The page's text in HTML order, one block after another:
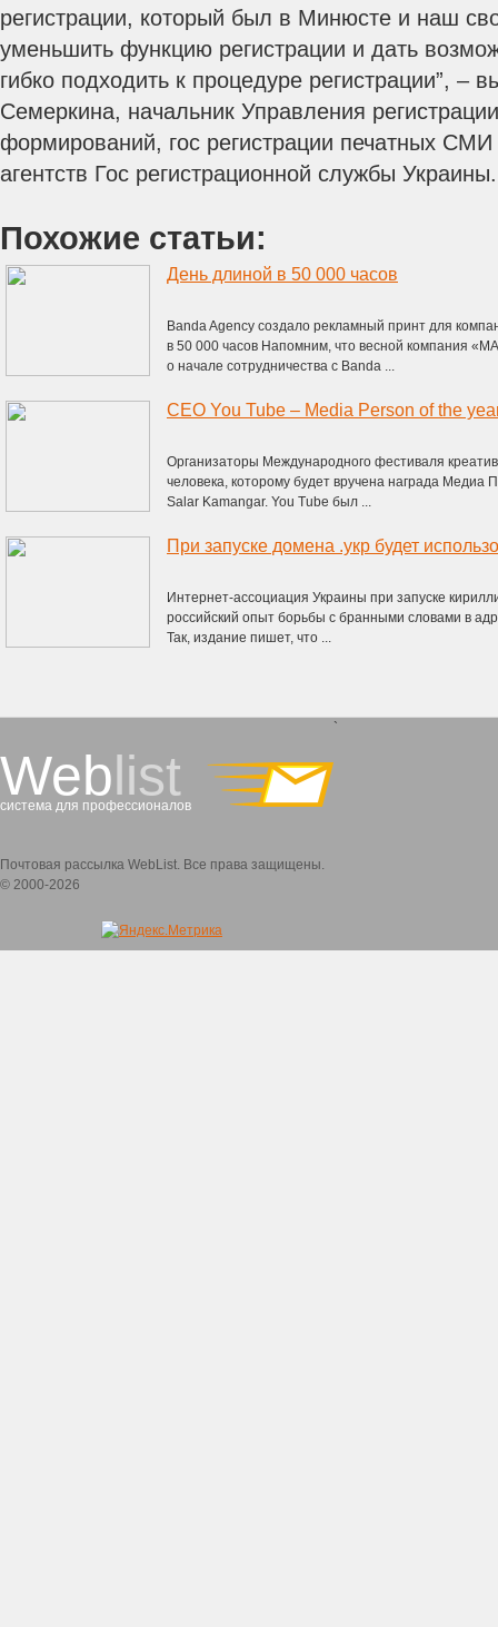
регистрации, который был в Минюсте и наш
уменьшить функцию регистрации и дать
гибко подходить к процедуре регистрации”, –
Семеркина, начальник Управления
формирований, гос регистрации печатных
агентств Гос регистрационной службы Украины.
Похожие статьи:
День длиной в 50 000 часов
Banda Agency создало рекламный принт для
в 50 000 часов Напомним, что весной компания
о начале сотрудничества с Banda ...
CEO You Tube – Media Person of the
Организаторы Международного фестиваля
человека, которому будет вручена награда Медиа
Salar Kamangar. You Tube был ...
Интернет-ассоциация Украины при запуске
российский опыт борьбы с бранными словами в
Так, издание пишет, что ...
Weblist
система для профессионалов
`
Почтовая рассылка WebList. Все права защищены.
© 2000-2026